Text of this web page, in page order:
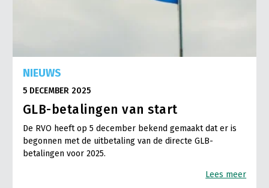
NIEUWS
5 DECEMBER 2025
GLB-betalingen van start
De RVO heeft op 5 december bekend gemaakt dat er is
begonnen met de uitbetaling van de directe GLB-
betalingen voor 2025.
Lees meer